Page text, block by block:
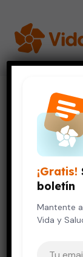
Vida
El Cambio
VIDA SALUDABLE
El
(Parte 2)
23 de octubre,
¡Gratis!
boletín
Mantente
Vida y